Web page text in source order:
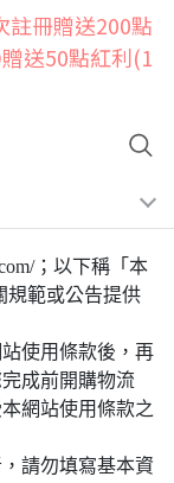
註冊贈送200點
送50點紅利(1
；以下稱「本
規範或公告提供
使用條款後，再
成前開購物流
網站使用條款之
請勿填寫基本資